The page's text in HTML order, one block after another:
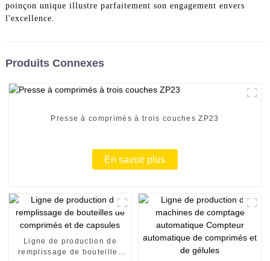
poinçon unique illustre parfaitement son engagement envers
l'excellence.
Produits Connexes
Presse à comprimés à trois couches ZP23
En savoir plus
Ligne de production de
remplissage de bouteilles